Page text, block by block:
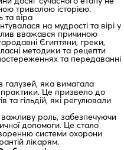
тривалою історією.
та віра
на мудрості та вірі у
вважався причиною
Єгиптяни, греки,
методики та рецепти
та передаванні
галузей, яка вимагала
практики. Це призвело до
та гільдій, які регулювали
важливу роль, забезпечуючи
допомоги. Це стало
системи охорони
лікарям.